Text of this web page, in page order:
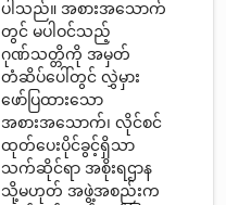
ပါသည်။ အစားအသောက်
တွင် မပါဝင်သည့်
ဂုဏ်သတ္တိကို အမှတ်
တံဆိပ်ပေါ်တွင် လွှဲမှား
ဖော်ပြထားသော
အစားအသောက်၊ လိုင်စင်
ထုတ်ပေးပိုင်ခွင့်ရှိသာ
သက်ဆိုင်ရာ အစိုးရဌာန
သို့မဟုတ် အဖွဲ့အစည်းက